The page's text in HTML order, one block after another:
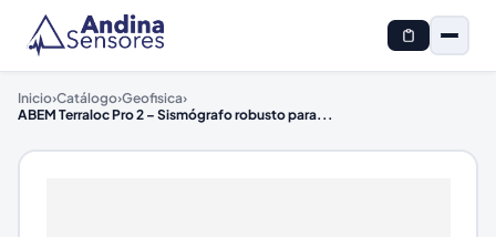
Inicio›Catálogo›Geofisica›
ABEM Terraloc Pro 2 – Sismógrafo robusto para...